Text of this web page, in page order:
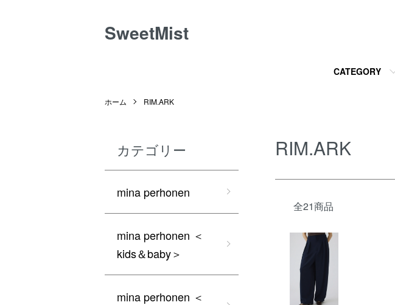
SweetMist
CATEGORY
ホーム RIM.ARK
RIM.ARK
全21商品
カテゴリー
mina perhonen
mina perhonen ＜
kids＆baby＞
mina perhonen ＜